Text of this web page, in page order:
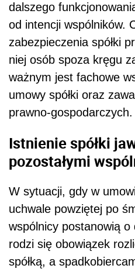
dalszego
od intencji wspólników.
zabezpieczenia spółki
niej osób spoza kręgu
ważnym jest fachowe
umowy spółki oraz
prawno-gospodarczych.
Istnienie spółki
pozostałymi
W sytuacji, gdy w
uchwale powziętej po
wspólnicy postanowią o
rodzi się obowiązek
spółką, a